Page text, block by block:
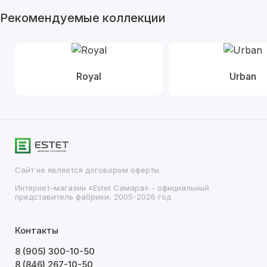
Рекомендуемые коллекции
Royal Urban
Сайт не является договором оферты.
Интернет-магазин «Estet Самара» - официальный
представитель фабрики, 2005-2026 год
Контакты
8 (905) 300-10-50
8 (846) 267-10-50